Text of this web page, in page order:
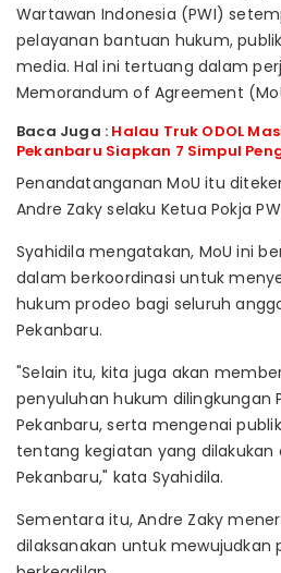
Wartawan Indonesia (PWI)
pelayanan bantuan hukum,
media. Hal ini tertuang dalam
Memorandum of Agreement
Baca Juga : Halau Truk ODOL
Pekanbaru Siapkan 7 Simpul
Penandatanganan MoU itu
Andre Zaky selaku Ketua Pokja
Syahidila mengatakan, MoU ini
dalam berkoordinasi untuk
hukum prodeo bagi seluruh
Pekanbaru.
"Selain itu, kita juga akan
penyuluhan hukum dilingkungan
Pekanbaru, serta mengenai
tentang kegiatan yang dilakukan
Pekanbaru," kata Syahidila.
Sementara itu, Andre Zaky
dilaksanakan untuk mewujudkan